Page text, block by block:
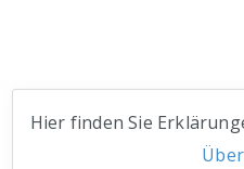
Hier finden Sie